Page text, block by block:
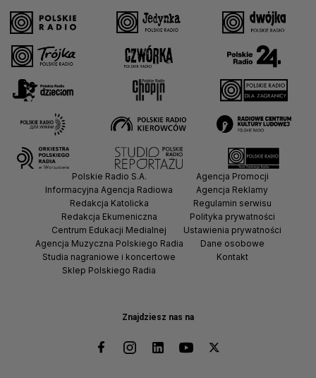
Znajdziesz nas na
Polskie Radio S.A.
Informacyjna Agencja Radiowa
Redakcja Katolicka
Redakcja Ekumeniczna
Centrum Edukacji Medialnej
Agencja Muzyczna Polskiego Radia
Studia nagraniowe i koncertowe
Sklep Polskiego Radia
Agencja Promocji
Agencja Reklamy
Regulamin serwisu
Polityka prywatności
Ustawienia prywatności
Dane osobowe
Kontakt